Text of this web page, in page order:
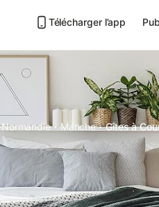
Télécharger l’app
· Manche · Gîtes à